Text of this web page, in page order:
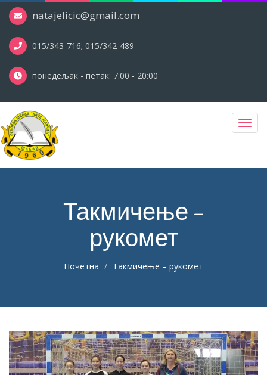
natajelicic@gmail.com
015/343-716; 015/342-489
понедељак - петак: 7:00 - 20:00
Такмичење –
рукомет
Почетна Такмичење – рукомет